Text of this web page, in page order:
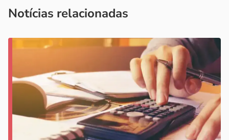
Notícias relacionadas